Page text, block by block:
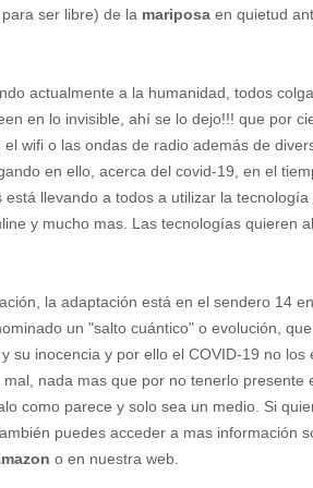
ser libre) de la mariposa en quietud
actualmente a la humanidad, todos
en lo invisible, ahí se lo dejo!!! que por
wifi o las ondas de radio además de
en ello, acerca del covid-19, en el
llevando a todos a utilizar la
y mucho mas. Las tecnologías quieren
la adaptación está en el sendero 14
un "salto cuántico" o evolución,
su inocencia y por ello el COVID-19 no los
mal, nada mas que por no tenerlo presente
como parece y solo sea un medio. Si
puedes acceder a mas información
o en nuestra web.